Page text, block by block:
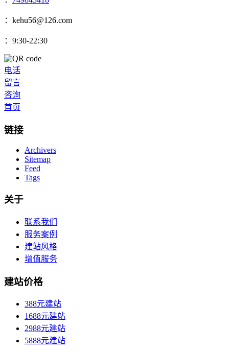
：kehu56@126.com
：9:30-22:30
电话
留言
咨询
首页
链接
Archivers
Sitemap
Feed
Tags
关于
联系我们
服务案例
建站风格
增值服务
建站价格
388元建站
1688元建站
2988元建站
5888元建站